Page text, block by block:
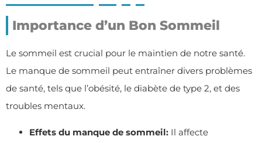
Importance d’un Bon Sommeil
Le sommeil est crucial pour le maintien de notre santé.
Le manque de sommeil peut entraîner divers problèmes
de santé, tels que l’obésité, le diabète de type 2, et des
troubles mentaux.
Effets du manque de sommeil: Il affecte